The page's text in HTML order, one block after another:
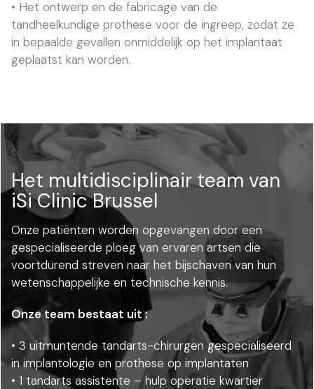
• Het ontwerp en de fabricage van de
tandheelkundige prothese voor de ingreep, zodat ze
in bepaalde gevallen onmiddelijk op het implantaat
geplaatst kan worden.
Het multidisciplinair team van
iSi Clinic Brussel
Onze patiënten worden opgevangen door een
gespecialiseerde ploeg van ervaren artsen die
voortdurend streven naar het bijschaven van hun
wetenschappelijke en technische kennis.
Onze team bestaat uit :
• 3 uitmuntende tandarts-chirurgen gespecialiseerd
in implantologie en prothese op implantaten
• 1 tandarts assistente – hulp operatie kwartier